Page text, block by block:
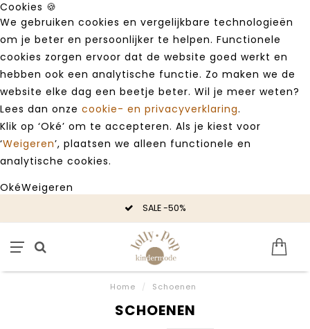
Cookies 🍪
We gebruiken cookies en vergelijkbare technologieën
om je beter en persoonlijker te helpen. Functionele
cookies zorgen ervoor dat de website goed werkt en
hebben ook een analytische functie. Zo maken we de
website elke dag een beetje beter. Wil je meer weten?
Lees dan onze cookie- en privacyverklaring.
Klik op ‘Oké’ om te accepteren. Als je kiest voor
‘Weigeren’, plaatsen we alleen functionele en
analytische cookies.
OkéWeigeren
SALE -50%
Home / Schoenen
SCHOENEN